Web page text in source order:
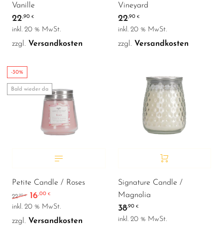
Vanille
22,90 €
inkl. 20 % MwSt.
zzgl. Versandkosten
Vineyard
22,90€
inkl. 20 % MwSt.
zzgl. Versandkosten
-30%
Bald wieder da
Petite Candle / Roses
22,90€ Ursprünglicher Preis war: 22,90 €
16,00 € Aktueller Preis ist: 16,00 €.
inkl. 20 % MwSt.
zzgl. Versandkosten
Signature Candle /
Magnolia
38,90€
inkl. 20 % MwSt.